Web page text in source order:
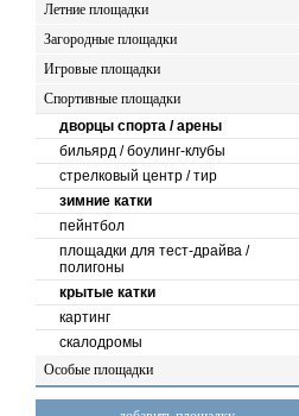
Летние площадки
Загородные площадки
Игровые площадки
Спортивные площадки
дворцы спорта / арены
бильярд / боулинг-клубы
стрелковый центр / тир
зимние катки
пейнтбол
площадки для тест-драйва /
полигоны
крытые катки
картинг
скалодромы
Особые площадки